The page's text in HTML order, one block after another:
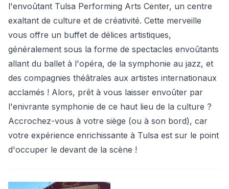
l'envoûtant Tulsa Performing Arts Center, un centre
exaltant de culture et de créativité. Cette merveille
vous offre un buffet de délices artistiques,
généralement sous la forme de spectacles envoûtants
allant du ballet à l'opéra, de la symphonie au jazz, et
des compagnies théâtrales aux artistes internationaux
acclamés ! Alors, prêt à vous laisser envoûter par
l'enivrante symphonie de ce haut lieu de la culture ?
Accrochez-vous à votre siège (ou à son bord), car
votre expérience enrichissante à Tulsa est sur le point
d'occuper le devant de la scène !